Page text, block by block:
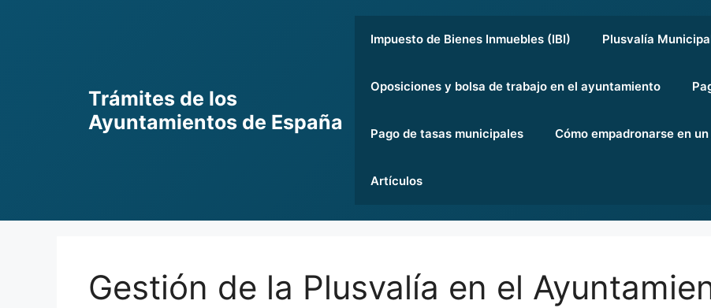
Trámites de los
Ayuntamientos de España
Impuesto de Bienes Inmuebles (IBI) Plusvalía
Oposiciones y bolsa de trabajo en el ayuntamiento
Pago de tasas municipales Cómo empadronarse en
Artículos
Gestión de la Plusvalía en el